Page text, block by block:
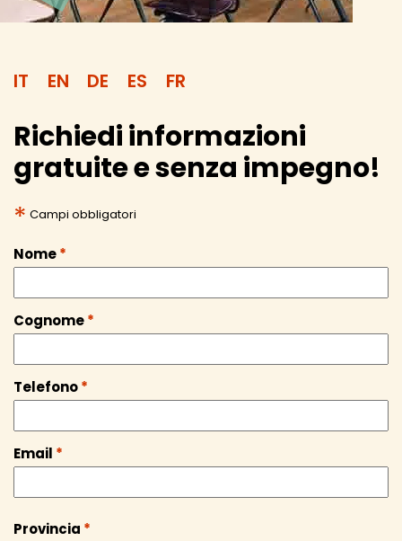
IT EN DE ES FR
Richiedi informazioni
gratuite e senza impegno!
* Campi obbligatori
Nome*
Cognome*
Telefono*
Email *
Provincia *